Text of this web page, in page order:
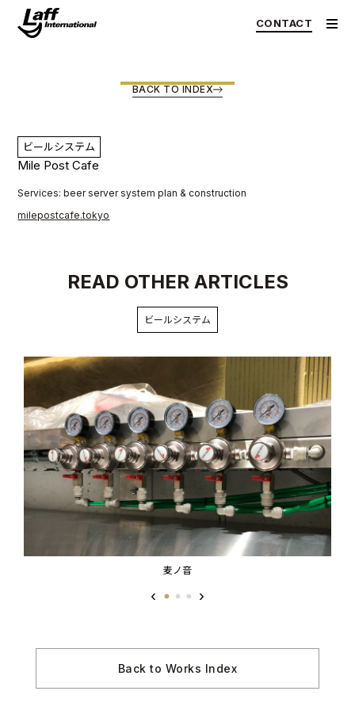
CONTACT
< PREV NEXT >
BACK TO INDEX
ビールシステム
Mile Post Cafe
Services: beer server system plan & construction
milepostcafe.tokyo
READ OTHER ARTICLES
ビールシステム
麦ノ音
Back to Works Index